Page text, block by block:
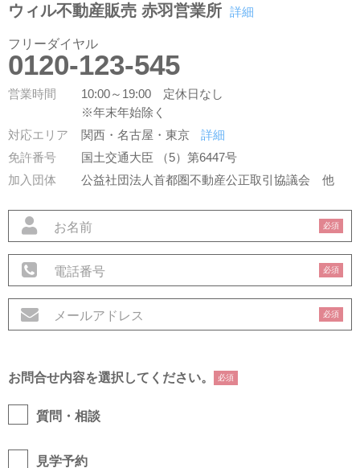
ウィル不動産販売 赤羽営業所 詳細
フリーダイヤル
0120-123-545
営業時間
10:00～19:00 定休日なし
※年末年始除く
対応エリア
関西・名古屋・東京
詳細
免許番号
国土交通大臣 （5）第6447号
加入団体
公益社団法人首都圏不動産公正取引協議会他
必須
必須
必須
お問合せ内容を選択してください。 必須
質問・相談
見学予約